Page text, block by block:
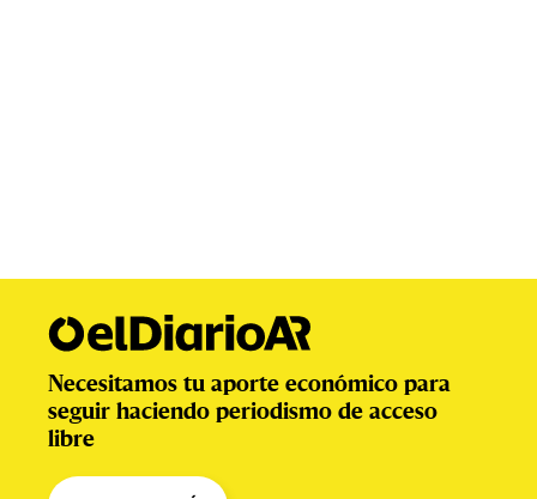
Necesitamos tu aporte económico para
seguir haciendo periodismo de acceso
libre